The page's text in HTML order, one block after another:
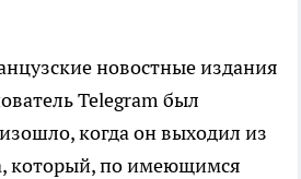
новостные издания
Telegram был
когда он выходил из
который, по имеющимся